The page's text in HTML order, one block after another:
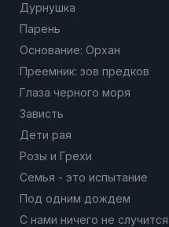
Дурнушка
Парень
Основание: Орхан
Преемник: зов предков
Глаза черного моря
Зависть
Дети рая
Розы и Грехи
Семья - это испытание
Под одним дождем
С нами ничего не случится